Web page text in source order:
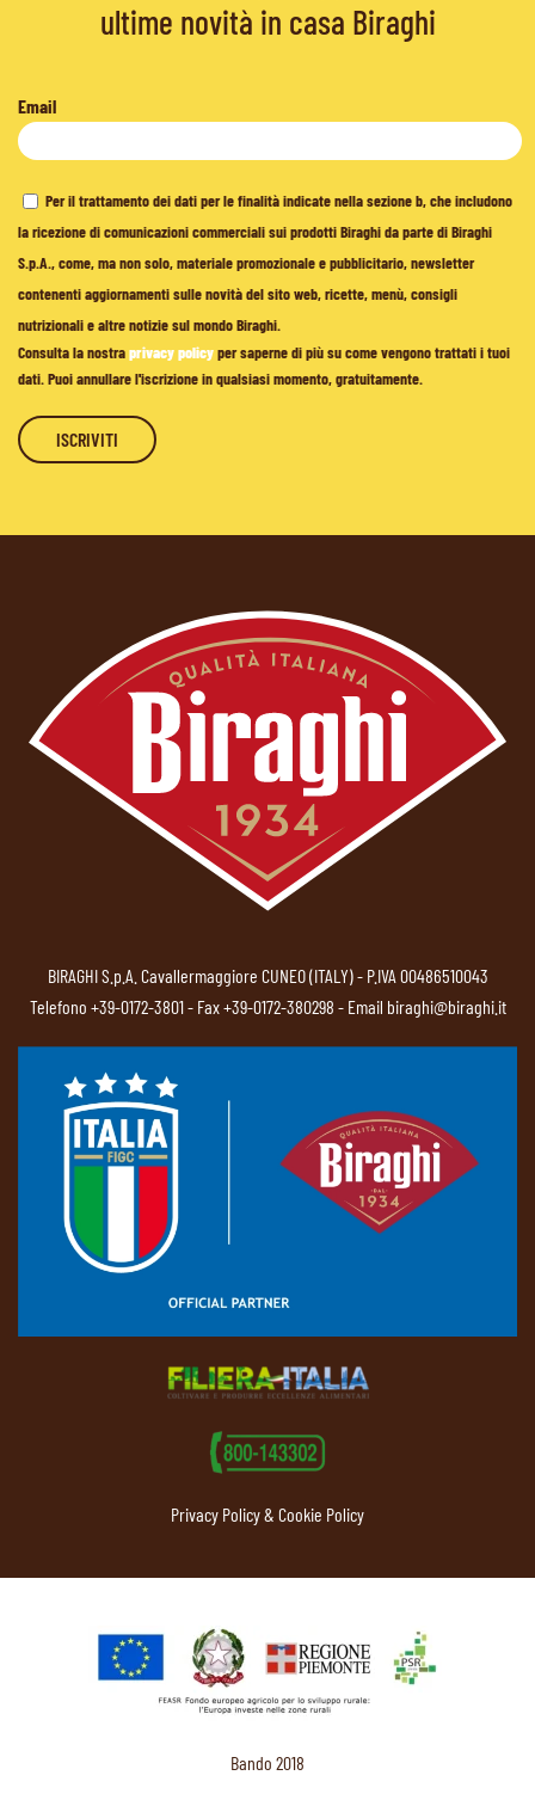
ultime novità in casa Biraghi
Email
Per il trattamento dei dati per le finalità indicate nella sezione b, che includono
la ricezione di comunicazioni commerciali sui prodotti Biraghi da parte di Biraghi
S.p.A., come, ma non solo, materiale promozionale e pubblicitario, newsletter
contenenti aggiornamenti sulle novità del sito web, ricette, menù, consigli
nutrizionali e altre notizie sul mondo Biraghi.
Consulta la nostraprivacy policyper saperne di più su come vengono trattati i tuoi
dati. Puoi annullare l'iscrizione in qualsiasi momento, gratuitamente.
BIRAGHI S.p.A. Cavallermaggiore CUNEO (ITALY) - P.IVA 00486510043
Telefono +39-0172-3801- Fax +39-0172-380298 - Email biraghi@biraghi.it
Privacy Policy & Cookie Policy
Bando 2018